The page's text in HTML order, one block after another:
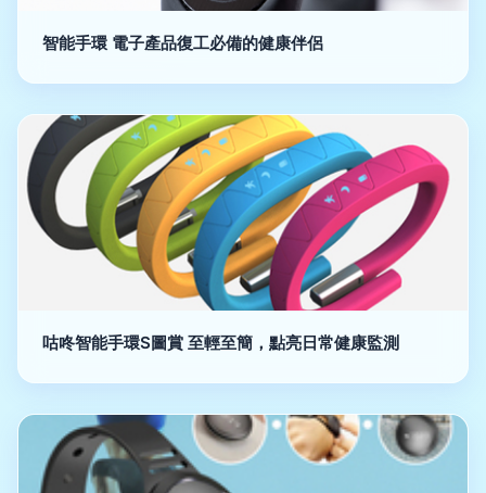
智能手環 電子產品復工必備的健康伴侶
咕咚智能手環S圖賞 至輕至簡，點亮日常健康監測